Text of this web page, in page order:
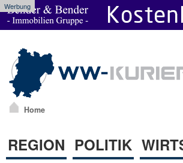
Werbung
Home
REGION POLITIK